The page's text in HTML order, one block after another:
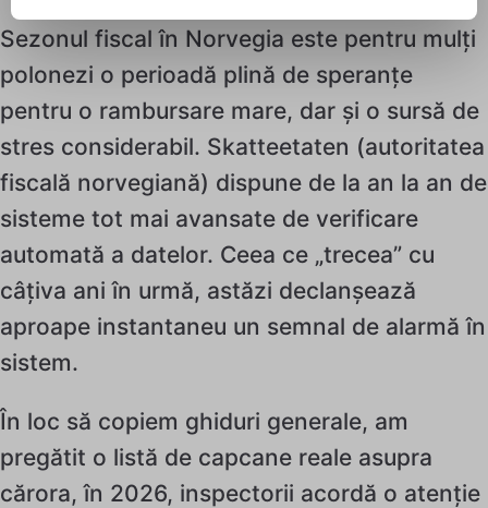
Sezonul fiscal în Norvegia este pentru mulți
polonezi o perioadă plină de speranțe
pentru o rambursare mare, dar și o sursă de
stres considerabil. Skatteetaten (autoritatea
fiscală norvegiană) dispune de la an la an de
sisteme tot mai avansate de verificare
automată a datelor. Ceea ce „trecea” cu
câțiva ani în urmă, astăzi declanșează
aproape instantaneu un semnal de alarmă în
sistem.
În loc să copiem ghiduri generale, am
pregătit o listă de capcane reale asupra
cărora, în 2026, inspectorii acordă o atenție